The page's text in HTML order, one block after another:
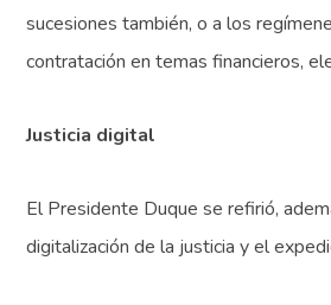
sucesiones también, o a los
contratación en temas financieros,
Justicia digital
El Presidente Duque se refirió,
digitalización de la justicia y el